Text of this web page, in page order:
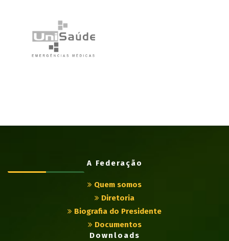
A Federação
Quem somos
Diretoria
Biografia do Presidente
Documentos
Downloads